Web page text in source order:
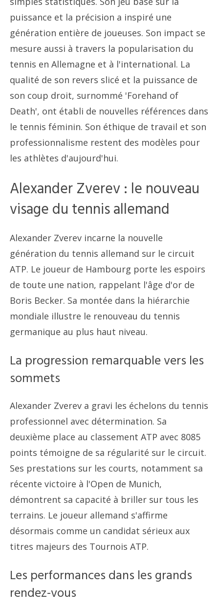
puissance et la précision a inspiré une
génération entière de joueuses. Son impact se
mesure aussi à travers la popularisation du
tennis en Allemagne et à l'international. La
qualité de son revers slicé et la puissance de
son coup droit, surnommé 'Forehand of
Death', ont établi de nouvelles références dans
le tennis féminin. Son éthique de travail et son
professionnalisme restent des modèles pour
les athlètes d'aujourd'hui.
Alexander Zverev : le nouveau
visage du tennis allemand
Alexander Zverev incarne la nouvelle
génération du tennis allemand sur le circuit
ATP. Le joueur de Hambourg porte les espoirs
de toute une nation, rappelant l'âge d'or de
Boris Becker. Sa montée dans la hiérarchie
mondiale illustre le renouveau du tennis
germanique au plus haut niveau.
La progression remarquable vers les
sommets
Alexander Zverev a gravi les échelons du tennis
professionnel avec détermination. Sa
deuxième place au classement ATP avec 8085
points témoigne de sa régularité sur le circuit.
Ses prestations sur les courts, notamment sa
récente victoire à l'Open de Munich,
démontrent sa capacité à briller sur tous les
terrains. Le joueur allemand s'affirme
désormais comme un candidat sérieux aux
titres majeurs des Tournois ATP.
Les performances dans les grands
rendez-vous